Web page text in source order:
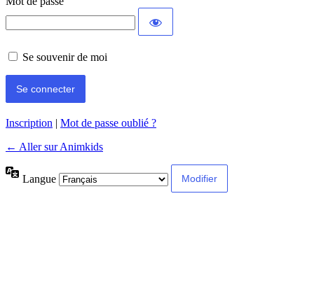
Se souvenir de moi
Inscription | Mot de passe oublié ?
← Aller sur Animkids
Langue